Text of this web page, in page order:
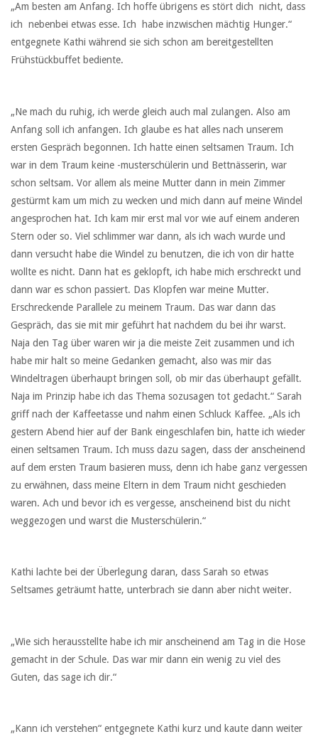
„Am besten am Anfang. Ich hoffe übrigens es stört dich nicht, dass
ich nebenbei etwas esse. Ich habe inzwischen mächtig Hunger.“
entgegnete Kathi während sie sich schon am bereitgestellten
Frühstückbuffet bediente.
„Ne mach du ruhig, ich werde gleich auch mal zulangen. Also am
Anfang soll ich anfangen. Ich glaube es hat alles nach unserem
ersten Gespräch begonnen. Ich hatte einen seltsamen Traum. Ich
war in dem Traum keine -musterschülerin und Bettnässerin, war
schon seltsam. Vor allem als meine Mutter dann in mein Zimmer
gestürmt kam um mich zu wecken und mich dann auf meine Windel
angesprochen hat. Ich kam mir erst mal vor wie auf einem anderen
Stern oder so. Viel schlimmer war dann, als ich wach wurde und
dann versucht habe die Windel zu benutzen, die ich von dir hatte
wollte es nicht. Dann hat es geklopft, ich habe mich erschreckt und
dann war es schon passiert. Das Klopfen war meine Mutter.
Erschreckende Parallele zu meinem Traum. Das war dann das
Gespräch, das sie mit mir geführt hat nachdem du bei ihr warst.
Naja den Tag über waren wir ja die meiste Zeit zusammen und ich
habe mir halt so meine Gedanken gemacht, also was mir das
Windeltragen überhaupt bringen soll, ob mir das überhaupt gefällt.
Naja im Prinzip habe ich das Thema sozusagen tot gedacht.“ Sarah
griff nach der Kaffeetasse und nahm einen Schluck Kaffee. „Als ich
gestern Abend hier auf der Bank eingeschlafen bin, hatte ich wieder
einen seltsamen Traum. Ich muss dazu sagen, dass der anscheinend
auf dem ersten Traum basieren muss, denn ich habe ganz vergessen
zu erwähnen, dass meine Eltern in dem Traum nicht geschieden
waren. Ach und bevor ich es vergesse, anscheinend bist du nicht
weggezogen und warst die Musterschülerin.“
Kathi lachte bei der Überlegung daran, dass Sarah so etwas
Seltsames geträumt hatte, unterbrach sie dann aber nicht weiter.
„Wie sich herausstellte habe ich mir anscheinend am Tag in die Hose
gemacht in der Schule. Das war mir dann ein wenig zu viel des
Guten, das sage ich dir.“
„Kann ich verstehen“ entgegnete Kathi kurz und kaute dann weiter